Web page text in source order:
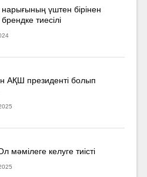
үштен бірінен
тиесілі
АҚШ президенті болып
мәмілеге келуге тиісті